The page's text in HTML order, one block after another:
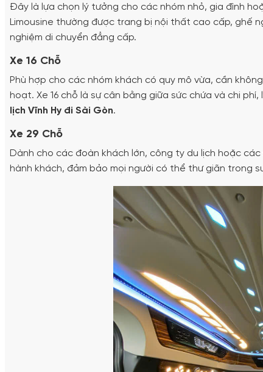
Đây là lựa chọn lý tưởng cho các nhóm nhỏ, gia đình
Limousine thường được trang bị nội thất cao cấp, ghế
nghiệm di chuyển đẳng cấp.
Xe 16 Chỗ
Phù hợp cho các nhóm khách có quy mô vừa, cần
hoạt. Xe 16 chỗ là sự cân bằng giữa sức chứa và chi
lịch Vĩnh Hy đi Sài Gòn.
Xe 29 Chỗ
Dành cho các đoàn khách lớn, công ty du lịch hoặc
hành khách, đảm bảo mọi người có thể thư giãn trong